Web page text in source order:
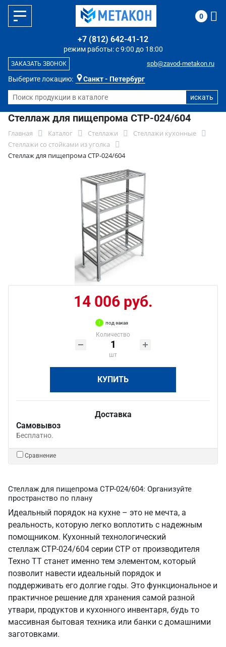
Выберите локацию: Санкт - Петербург
режим работы: с 9:00 до 18:00
+7 (812) 642-41-12
spb@zavod-metakon.ru
ЗАКАЗАТЬ ЗВОНОК
0
Стеллаж для пищепрома СТР-024/604
Главная Каталог Стеллажи
Стеллажи кухонные
Стеллажи со стойками из уголка
Стеллаж для пищепрома СТР-024/604
14 006 руб.
под заказ
Количество
шт
КУПИТЬ
Доставка
Самовывоз
Бесплатно.
Сравнение
Стеллаж для пищепрома СТР-024/604: Организуйте
пространство по плану
Идеальный порядок на кухне – это не мечта, а
реальность, которую легко воплотить с надежным
помощником. Кухонный технологический
стеллаж СТР-024/604 серии СТР от производителя
Техно ТТ станет именно тем элементом, который
позволит навести идеальный порядок и
поддерживать его долгие годы. Это функциональное и
практичное решение для хранения самой разной
утвари, продуктов и кухонного инвентаря, будь то
массивная бытовая техника или банки с домашними
заготовками.